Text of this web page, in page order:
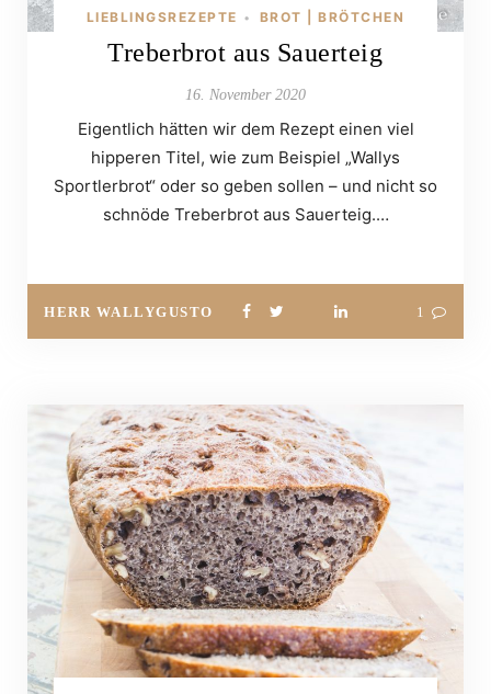
LIEBLINGSREZEPTE • BROT | BRÖTCHEN
Treberbrot aus Sauerteig
16. November 2020
Eigentlich hätten wir dem Rezept einen viel
hipperen Titel, wie zum Beispiel „Wallys
Sportlerbrot“ oder so geben sollen – und nicht so
schnöde Treberbrot aus Sauerteig.…
HERR WALLYGUSTO 1